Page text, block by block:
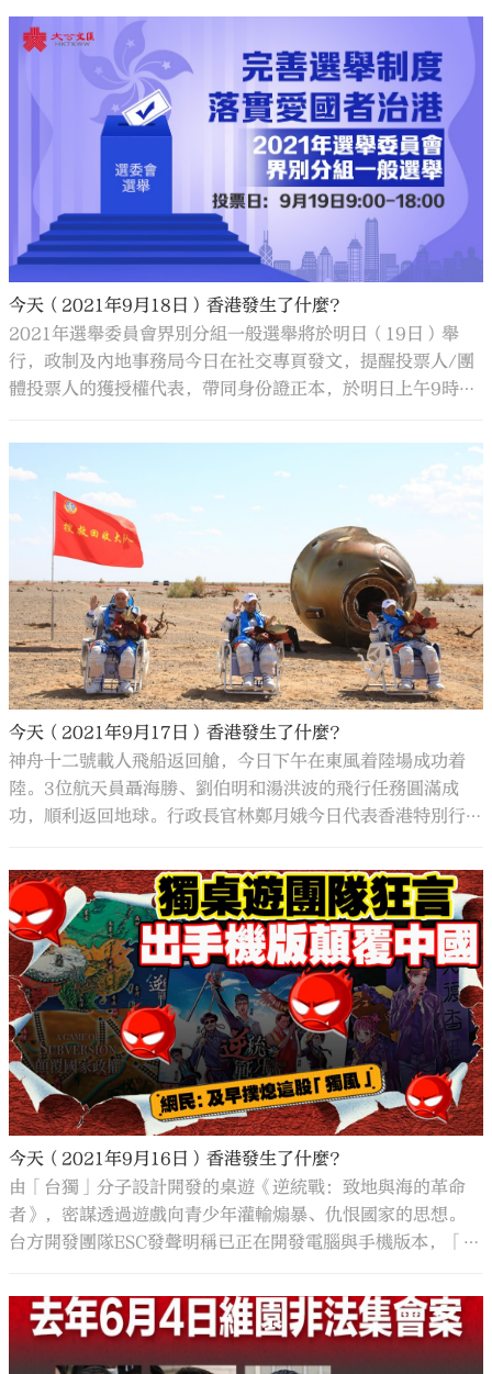
今天（2021年9月18日）香港發生了什麼？
2021年選舉委員會界別分組一般選舉將於明日（19日）舉
行，政制及內地事務局今日在社交專頁發文，提醒投票人/團
體投票人的獲授權代表，帶同身份證正本，於明日上午9時至
今天（2021年9月17日）香港發生了什麼？
神舟十二號載人飛船返回艙，今日下午在東風着陸場成功着
陸。3位航天員聶海勝、劉伯明和湯洪波的飛行任務圓滿成
功，順利返回地球。行政長官林鄭月娥今日代表香港特別行
今天（2021年9月16日）香港發生了什麼？
由「台獨」分子設計開發的桌遊《逆統戰：致地與海的革命
者》，密謀透過遊戲向青少年灌輸煽暴、仇恨國家的思想。
台方開發團隊ESC發聲明稱已正在開發電腦與手機版本，「手
共」云云，徹底暴露其顛覆國家的「狐狸尾巴」。